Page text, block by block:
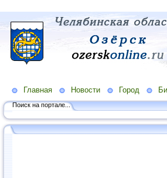
Главная Новости Город
Поиск на портале...